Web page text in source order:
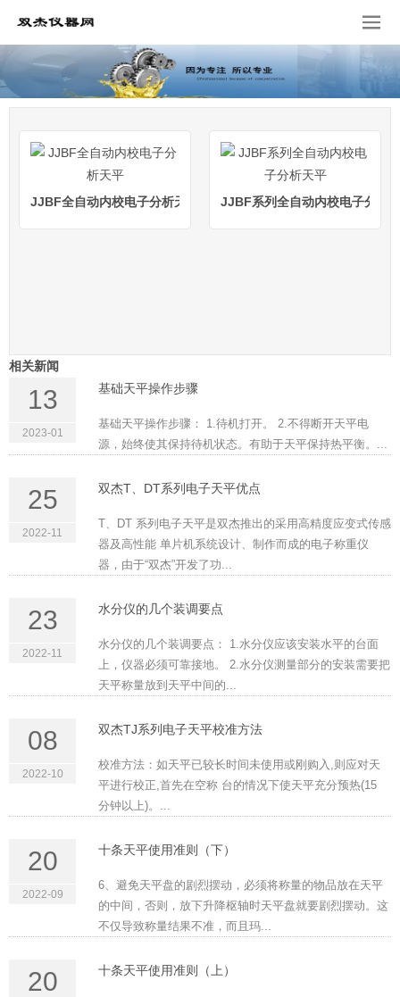
JJBF全自动内校电子分析天平 JJBF系列全自动内校电子分析
相关新闻
13
2023-01
基础天平操作步骤
基础天平操作步骤： 1.待机打开。 2.不得断开天平电
源，始终使其保持待机状态。有助于天平保持热平衡。...
25
2022-11
双杰T、DT系列电子天平优点
T、DT 系列电子天平是双杰推出的采用高精度应变式传感
器及高性能 单片机系统设计、制作而成的电子称重仪
器，由于“双杰”开发了功...
23
2022-11
水分仪的几个装调要点
水分仪的几个装调要点： 1.水分仪应该安装水平的台面
上，仪器必须可靠接地。 2.水分仪测量部分的安装需要把
天平称量放到天平中间的...
08
2022-10
双杰TJ系列电子天平校准方法
校准方法：如天平已较长时间未使用或刚购入,则应对天
平进行校正,首先在空称 台的情况下使天平充分预热(15
分钟以上)。...
20
2022-09
十条天平使用准则（下）
6、避免天平盘的剧烈摆动，必须将称量的物品放在天平
的中间，否则，放下升降枢轴时天平盘就要剧烈摆动。这
不仅导致称量结果不准，而且玛...
20 十条天平使用准则（上）